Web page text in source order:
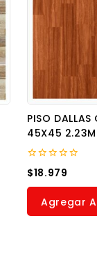
PISO DALLAS
45X45
0
out
of
$18.979
Agregar